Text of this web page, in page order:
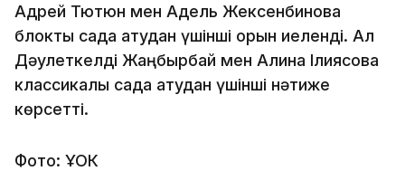
Адрей Тютюн мен Адель Жексенбинова
блокты садақ атудан үшінші орын иеленді. Ал
Дәулеткелді Жаңбырбай мен Алина Ілиясова
классикалық садақ атудан үшінші нәтиже
көрсетті.
Фото: ҰОК